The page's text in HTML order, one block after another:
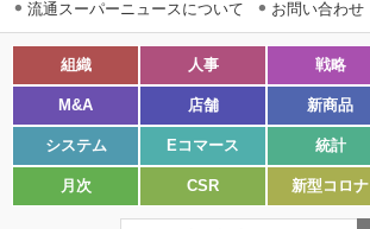
流通スーパーニュースについて お問い合わせ
組織 人事 戦略
M&A 店舗 新商品
システム Eコマース 統計
月次 CSR 新型コロナ